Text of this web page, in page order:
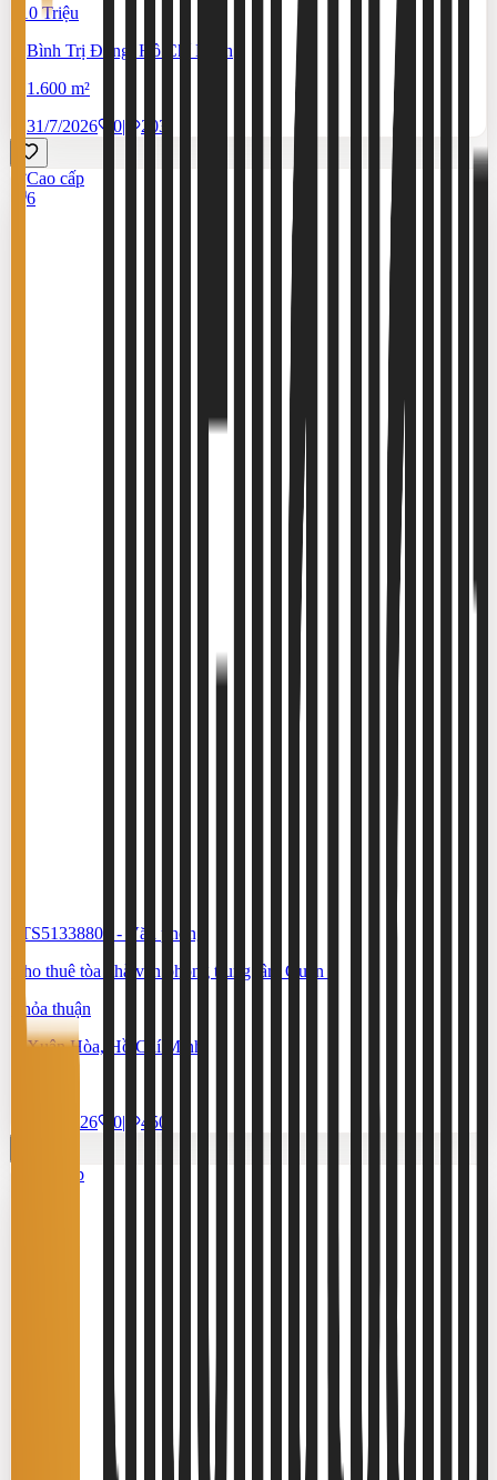
210 Triệu
Bình Trị Đông, Hồ Chí Minh
1.600 m²
31/7/2026
0| 203
Cao cấp
6
#TS51338806 -
Văn phòng
Cho thuê tòa nhà văn phòng trung tâm Quận 3
Thỏa thuận
Xuân Hòa, Hồ Chí Minh
17/7/2026
0| 450
Cao cấp